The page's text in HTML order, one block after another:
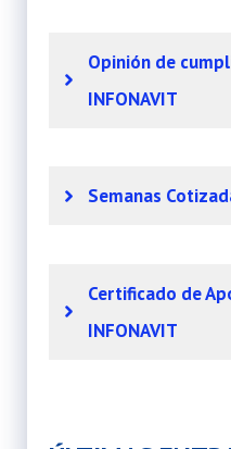
Opinión de
INFONAVIT
Semanas
Certificado de
INFONAVIT